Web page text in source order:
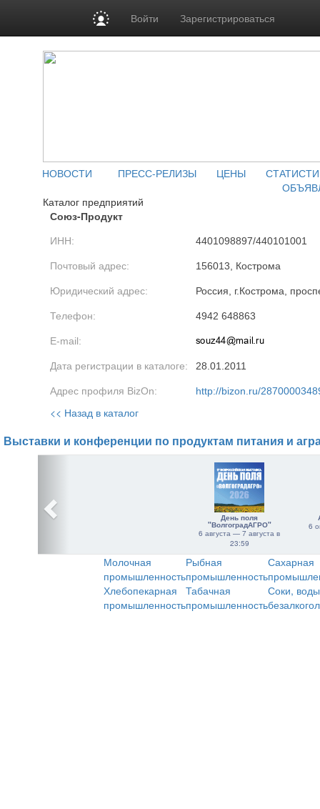
Войти Зарегистрироваться
НОВОСТИ ПРЕСС-РЕЛИЗЫ ЦЕНЫ
Каталог предприятий
Союз-Продукт
ИНН: 4401098897/440101001
Почтовый адрес: 156013, Кострома
Юридический адрес: Россия, г.Кострома,
Телефон: 4942 648863
E-mail:
Дата регистрации в каталоге: 28.01.2011
Адрес профиля BizOn: http://bizon.ru/
<< Назад в каталог
Выставки и конференции по продуктам питания и
День поля
"ВолгоградАГРО"
6 августа — 7 августа в
23:59
6
Молочная
промышленность
Рыбная
промышленность
Сахарная
Хлебопекарная
промышленность
Табачная
промышленность
Соки,